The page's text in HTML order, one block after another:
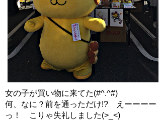
女の子が買い物に来てた(#^.^#)
何、なに？前を通っただけ!? えーーーー
っ！ こりゃ失礼しました(>_<)